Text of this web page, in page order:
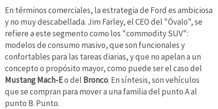
En términos comerciales, la estrategia de Ford es ambiciosa
y no muy descabellada. Jim Farley, el CEO del "Óvalo", se
refiere a este segmento como los "commodity SUV":
modelos de consumo masivo, que son funcionales y
confortables para las tareas diarias, y que no apelan a un
concepto o propósito mayor, como puede ser el caso del
Mustang Mach-Eo del Bronco. En síntesis, son vehículos
que se compran para mover a una familia del punto A al
punto B. Punto.